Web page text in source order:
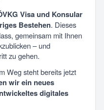
Visa und Konsular
Bestehen. Dieses
gemeinsam mit Ihnen
– und
zu gehen.
Weg steht bereits jetzt
wir ein neues
digitales